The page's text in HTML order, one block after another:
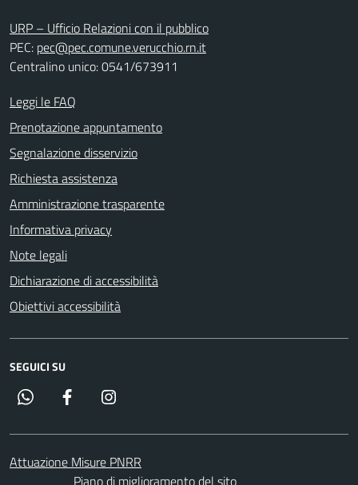
URP – Ufficio Relazioni con il pubblico
PEC: pec@pec.comune.verucchio.rn.it
Centralino unico: 0541/673911
Leggi le FAQ
Prenotazione appuntamento
Segnalazione disservizio
Richiesta assistenza
Amministrazione trasparente
Informativa privacy
Note legali
Dichiarazione di accessibilità
Obiettivi accessibilità
SEGUICI SU
Whatsapp Facebook
Attuazione Misure PNRR
Piano di miglioramento del sito